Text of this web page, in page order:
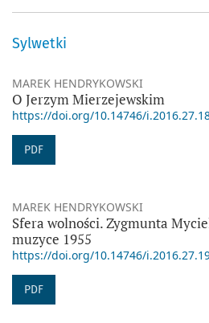
Sylwetki
MAREK HENDRYKOWSKI
O Jerzym Mierzejewskim
https://doi.org/10.14746/
PDF
MAREK HENDRYKOWSKI
Sfera wolności. Zygmunta
muzyce 1955
https://doi.org/10.14746/
PDF